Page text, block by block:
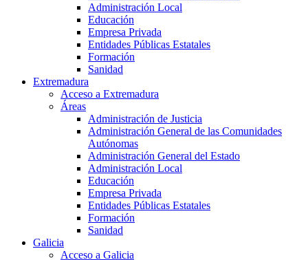
Administración Local
Educación
Empresa Privada
Entidades Públicas Estatales
Formación
Sanidad
Extremadura
Acceso a Extremadura
Áreas
Administración de Justicia
Administración General de las Comunidades
Autónomas
Administración General del Estado
Administración Local
Educación
Empresa Privada
Entidades Públicas Estatales
Formación
Sanidad
Galicia
Acceso a Galicia